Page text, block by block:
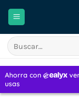
Buscar
por: